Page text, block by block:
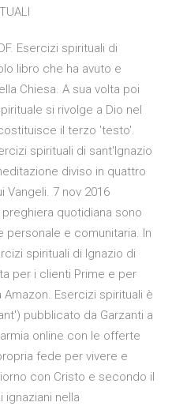
Esercizi spirituali di
libro che ha avuto e
Chiesa. A sua volta poi
si rivolge a Dio nel
il terzo 'testo'.
spirituali di sant'Ignazio
diviso in quattro
7 nov 2016
quotidiana sono
personale e comunitaria. In
spirituali di Ignazio di
per i clienti Prime e per
Esercizi spirituali è
pubblicato da Garzanti a
online con le offerte
fede per vivere e
con Cristo e secondo il
ignaziani nella